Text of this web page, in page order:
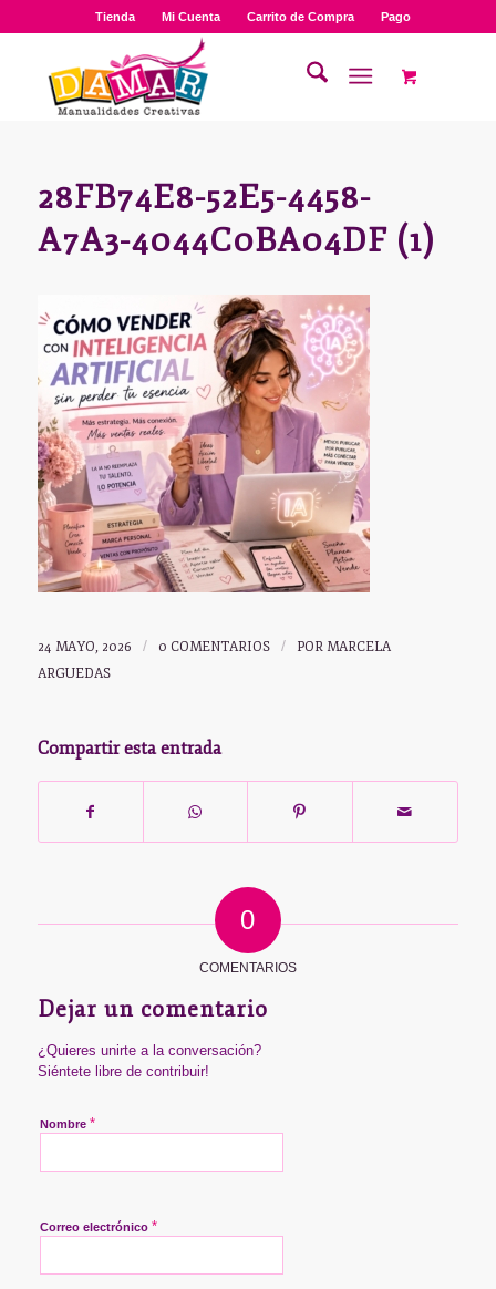
Tienda Mi Cuenta Carrito de Compra Pago
28FB74E8-52E5-4458-
A7A3-4044C0BA04DF (1)
24 MAYO, 2026 / 0 COMENTARIOS / POR MARCELA
ARGUEDAS
Compartir esta entrada
0
COMENTARIOS
Dejar un comentario
¿Quieres unirte a la conversación?
Siéntete libre de contribuir!
Nombre *
Correo electrónico *